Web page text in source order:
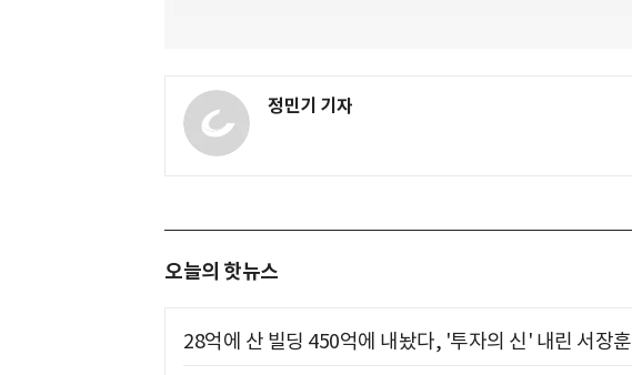
정민기 기자
오늘의 핫뉴스
28억에 산 빌딩 450억에 내놨다, '투자의 신' 내린 서장훈